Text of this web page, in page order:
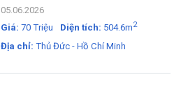
05.06.2026
Giá: 70 Triệu Diện tích: 504.6m2
Địa chỉ: Thủ Đức - Hồ Chí Minh